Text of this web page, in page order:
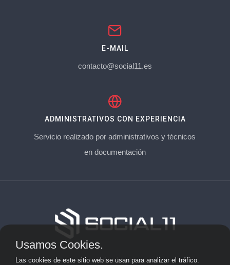
E-MAIL
contacto@social11.es
ADMINISTRATIVOS CON EXPERIENCIA
Servicio realizado por administrativos y técnicos
en documentación
Aviso Legal
Usamos Cookies.
Las cookies de este sitio web se usan para analizar el tráfico.